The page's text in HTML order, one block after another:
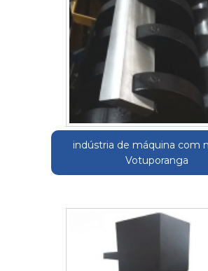
indústria de máquina com
Votuporanga